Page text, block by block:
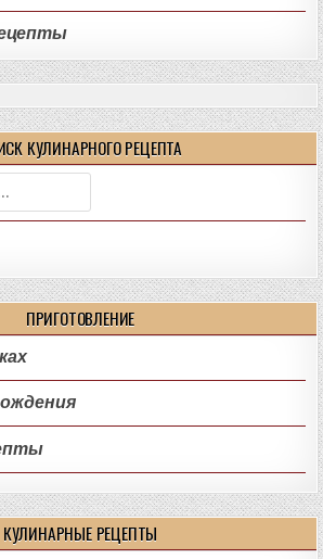
КУЛИНАРНОГО РЕЦЕПТА
ПРИГОТОВЛЕНИЕ
КУЛИНАРНЫЕ РЕЦЕПТЫ